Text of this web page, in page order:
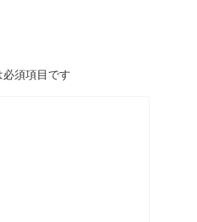
須項目です